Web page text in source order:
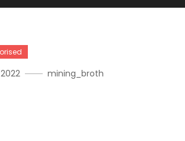
mining_broth